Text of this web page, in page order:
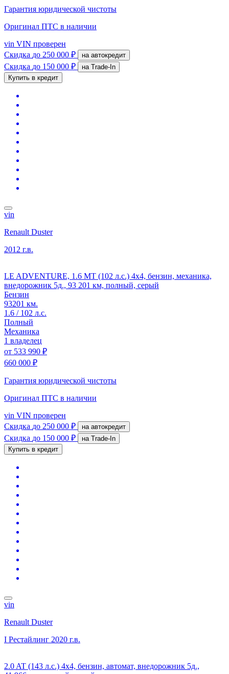
Гарантия юридической чистоты
Оригинал ПТС в наличии
vin VIN проверен
Скидка до 250 000 ₽ на автокредит
Скидка до 150 000 ₽
на Trade-In
Купить в кредит
vin
Renault Duster
2012 г.в.
LE ADVENTURE, 1.6 MT (102 л.с.) 4x4, бензин, механика,
внедорожник 5д., 93 201 км, полный, серый
Бензин
93201 км.
1.6 / 102 л.с.
Полный
Механика
1 владелец
от 533 990 ₽
660 000 ₽
Гарантия юридической чистоты
Оригинал ПТС в наличии
vin VIN проверен
Скидка до 250 000 ₽ на автокредит
Скидка до 150 000 ₽
на Trade-In
Купить в кредит
vin
Renault Duster
I Рестайлинг 2020 г.в.
2.0 AT (143 л.с.) 4x4, бензин, автомат, внедорожник 5д.,